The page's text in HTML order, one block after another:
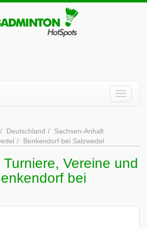
Deutschland
Sachsen-Anhalt
Benkendorf bei Salzwedel
Vereine und
bei